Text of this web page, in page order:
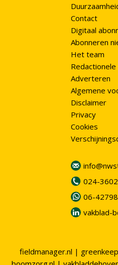
Contact
Digitaal
Abonneren
Het team
Adverteren
Algemene
Disclaimer
Privacy
Cookies
024-
06-
vakblad-
fieldmanager.nl |